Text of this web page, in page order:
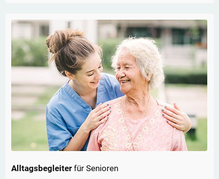
Alltagsbegleiter für Senioren